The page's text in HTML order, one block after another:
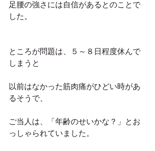
足腰の強さには自信があるとのことで
した。
ところが問題は、５～８日程度休んで
しまうと
以前はなかった筋肉痛がひどい時があ
るそうで、
ご当人は、「年齢のせいかな？」とお
っしゃられていました。